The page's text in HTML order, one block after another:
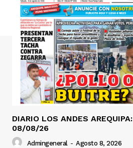
DIARIO LOS ANDES AREQUIPA:
08/08/26
Admingeneral - Agosto 8, 2026